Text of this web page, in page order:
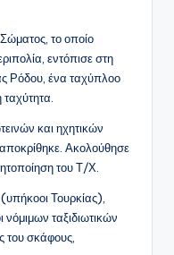
το οποίο
εντόπισε στη
Ρόδου, ένα ταχύπλοο
και ηχητικών
Ακολούθησε
του Τ/Χ.
Τουρκίας),
νόμιμων ταξιδιωτικών
του σκάφους,